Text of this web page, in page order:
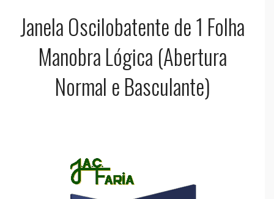
Janela Oscilobatente de 1 Folha
Manobra Lógica (Abertura
Normal e Basculante)